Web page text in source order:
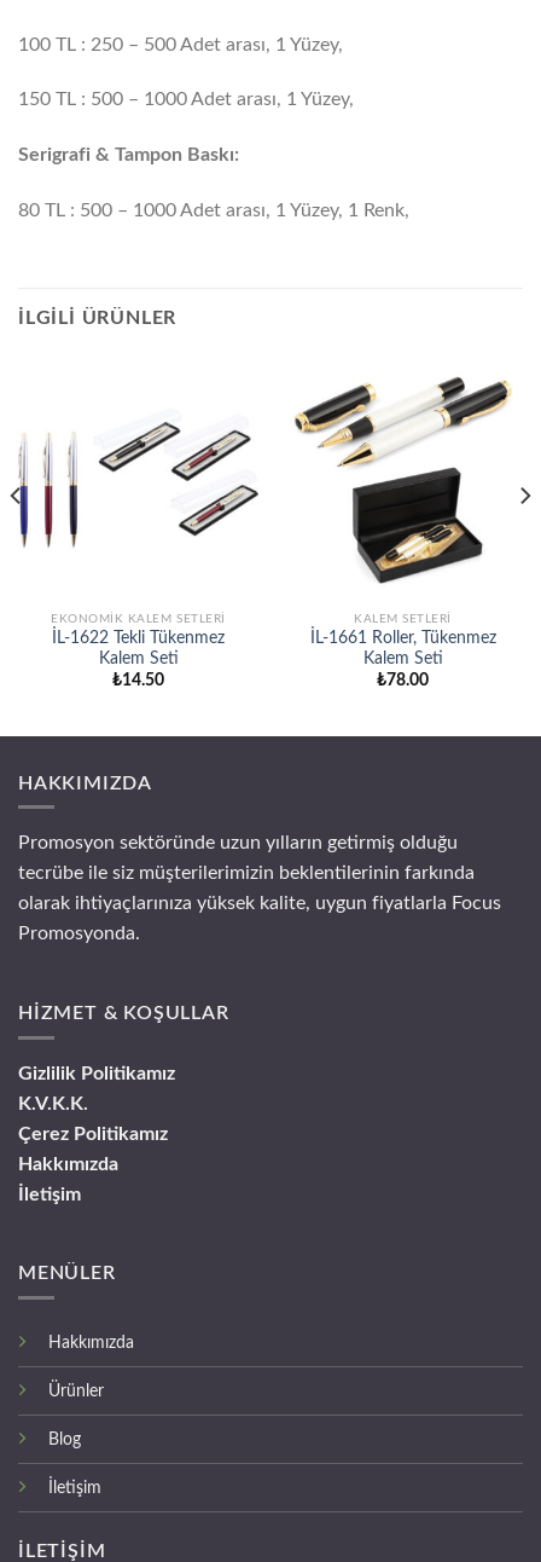
100 TL : 250 – 500 Adet arası, 1 Yüzey,
150 TL : 500 – 1000 Adet arası, 1 Yüzey,
Serigrafi & Tampon Baskı:
80 TL : 500 – 1000 Adet arası, 1 Yüzey, 1 Renk,
İLGILI ÜRÜNLER
EKONOMİK KALEM SETLERİ
İL-1622 Tekli Tükenmez
Kalem Seti
₺14.50
KALEM SETLERİ
İL-1661 Roller, Tükenmez
Kalem Seti
₺78.00
HAKKIMIZDA
Promosyon sektöründe uzun yılların getirmiş olduğu
tecrübe ile siz müşterilerimizin beklentilerinin farkında
olarak ihtiyaçlarınıza yüksek kalite, uygun fiyatlarla Focus
Promosyonda.
HİZMET & KOŞULLAR
Gizlilik Politikamız
K.V.K.K.
Çerez Politikamız
Hakkımızda
İletişim
MENÜLER
Hakkımızda
Ürünler
Blog
İletişim
İLETİŞİM